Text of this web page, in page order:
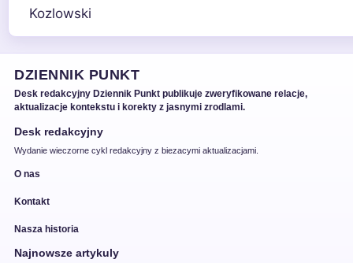
DZIENNIK PUNKT
Desk redakcyjny Dziennik Punkt publikuje zweryfikowane relacje,
aktualizacje kontekstu i korekty z jasnymi zrodlami.
Desk redakcyjny
Wydanie wieczorne cykl redakcyjny z biezacymi aktualizacjami.
O nas
Kontakt
Nasza historia
Najnowsze artykuly